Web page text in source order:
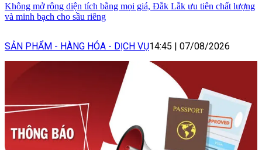
Không mở rộng diện tích bằng mọi giá, Đắk Lắk ưu tiên chất lượng
và minh bạch cho sầu riêng
SẢN PHẨM - HÀNG HÓA - DỊCH VỤ14:45 | 07/08/2026